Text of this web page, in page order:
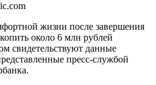
жизни после завершения
около 6 млн рублей
свидетельствуют данные
пресс-службой